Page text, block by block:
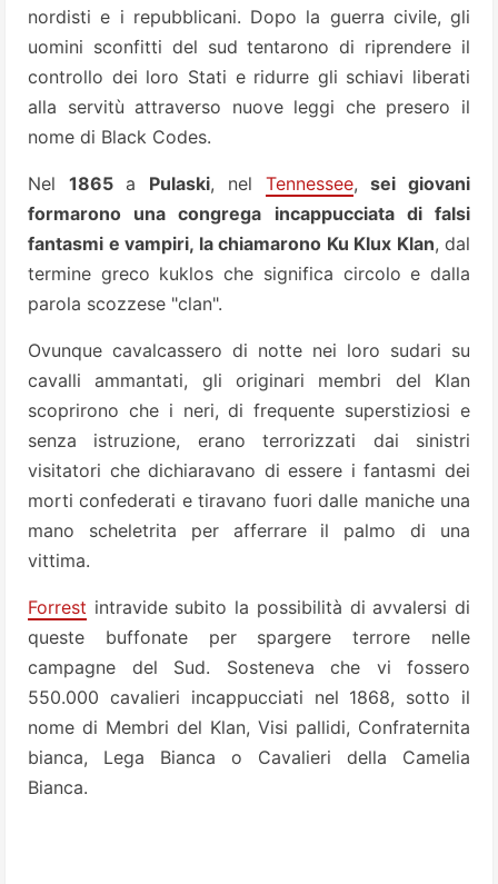
nordisti e i repubblicani. Dopo la guerra civile, gli
uomini sconfitti del sud tentarono di riprendere il
controllo dei loro Stati e ridurre gli schiavi liberati
alla servitù attraverso nuove leggi che presero il
nome di Black Codes.
Nel 1865a Pulaski, nel Tennessee,sei giovani
formarono una congrega incappucciata di falsi
fantasmi e vampiri, la chiamarono Ku Klux Klan, dal
termine greco kuklos che significa circolo e dalla
parola scozzese "clan".
Ovunque cavalcassero di notte nei loro sudari su
cavalli ammantati, gli originari membri del Klan
scoprirono che i neri, di frequente superstiziosi e
senza istruzione, erano terrorizzati dai sinistri
visitatori che dichiaravano di essere i fantasmi dei
morti confederati e tiravano fuori dalle maniche una
mano scheletrita per afferrare il palmo di una
vittima.
Forrest intravide subito la possibilità di avvalersi di
queste buffonate per spargere terrore nelle
campagne del Sud. Sosteneva che vi fossero
550.000 cavalieri incappucciati nel 1868, sotto il
nome di Membri del Klan, Visi pallidi, Confraternita
bianca, Lega Bianca o Cavalieri della Camelia
Bianca.